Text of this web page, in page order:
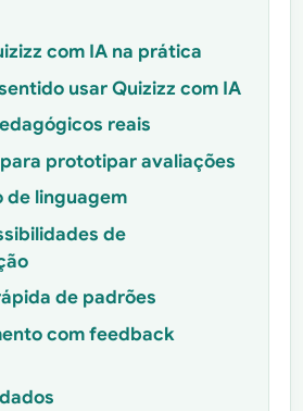
com IA na prática
usar Quizizz com IA
reais
para prototipar avaliações
de linguagem
de
de padrões
com feedback